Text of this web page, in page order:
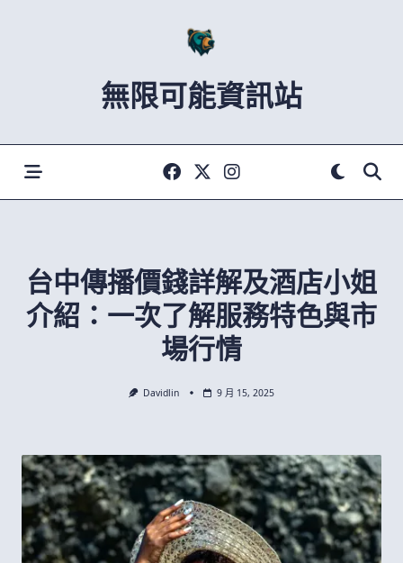
無限可能資訊站
台中傳播價錢詳解及酒店小姐
介紹：一次了解服務特色與市
場行情
Davidlin 9 月 15, 2025